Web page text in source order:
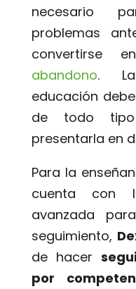
necesario
problemas
convertirse
abandono.
educación
de todo
presentarla en
Para la
cuenta con
avanzada
seguimiento,
de hacer
por